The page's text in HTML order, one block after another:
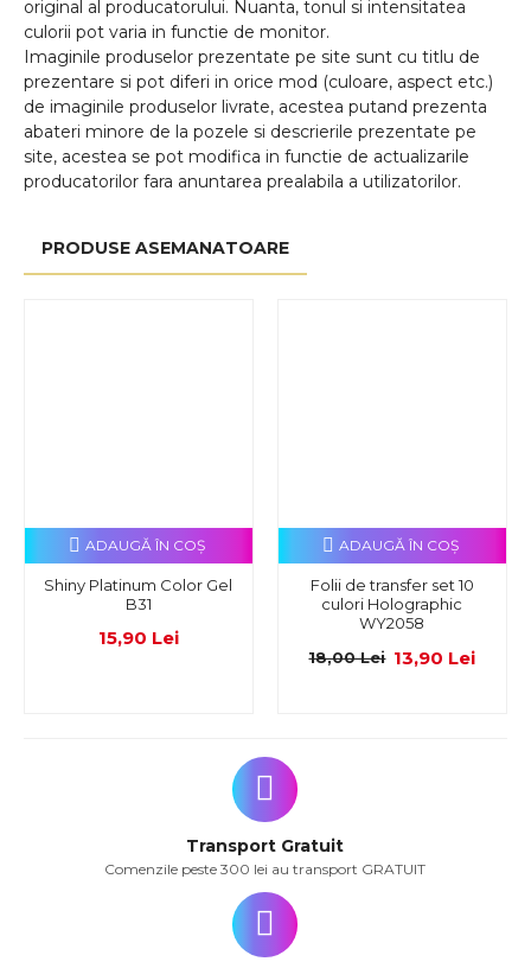
Transport Gratuit
Comenzile peste 300 lei au transport GRATUIT
original al producatorului. Nuanta, tonul si intensitatea
culorii pot varia in functie de monitor.
Imaginile produselor prezentate pe site sunt cu titlu de
prezentare si pot diferi in orice mod (culoare, aspect etc.)
de imaginile produselor livrate, acestea putand prezenta
abateri minore de la pozele si descrierile prezentate pe
site, acestea se pot modifica in functie de actualizarile
producatorilor fara anuntarea prealabila a utilizatorilor.
PRODUSE ASEMANATOARE
Shiny Platinum Color Gel
B31
15,90 Lei
ADAUGĂ ÎN COŞ
Folii de transfer set 10
culori Holographic
WY2058
13,90 Lei
18,00 Lei
ADAUGĂ ÎN COŞ